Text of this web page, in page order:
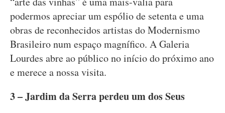
podermos apreciar um espólio de setenta e uma
obras de reconhecidos artistas do Modernismo
Brasileiro num espaço magnífico. A Galeria
Lourdes abre ao público no início do próximo ano
e merece a nossa visita.
3 – Jardim da Serra perdeu um dos Seus